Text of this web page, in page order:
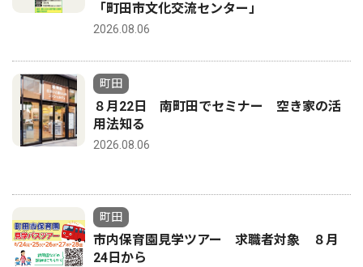
「町田市文化交流センター」
2026.08.06
町田
８月22日 南町田でセミナー 空き家の活
用法知る
2026.08.06
町田
市内保育園見学ツアー 求職者対象 ８月
24日から